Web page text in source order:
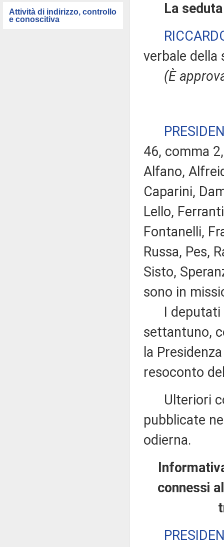
Attività di indirizzo, controllo
e conoscitiva
La
verbale della
(È
46, comma
Alfano,
Caparini,
Lello,
Fontanelli,
Russa, Pes,
Sisto,
sono in
I deputati
settantuno,
la
resoconto
Ulteriori
pubblicate
odierna.
connessi